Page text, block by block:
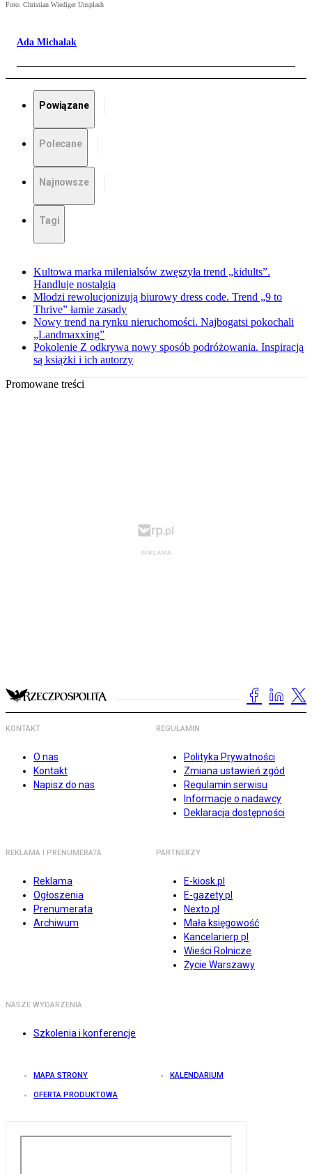
Foto: Christian Wiediger Unsplash
Ada Michalak
Powiązane
Polecane
Najnowsze
Tagi
Kultowa marka milenialsów zwęszyła trend „kidults”.
Handluje nostalgią
Młodzi rewolucjonizują biurowy dress code. Trend „9 to
Thrive” łamie zasady
Nowy trend na rynku nieruchomości. Najbogatsi pokochali
„Landmaxxing”
Pokolenie Z odkrywa nowy sposób podróżowania. Inspiracją
są książki i ich autorzy
Promowane treści
KONTAKT
O nas
Kontakt
Napisz do nas
REGULAMIN
Polityka Prywatności
Zmiana ustawień zgód
Regulamin serwisu
Informacje o nadawcy
Deklaracja dostępności
REKLAMA I PRENUMERATA
Reklama
Ogłoszenia
Prenumerata
Archiwum
PARTNERZY
E-kiosk.pl
E-gazety.pl
Nexto.pl
Mała księgowość
Kancelarierp.pl
Wieści Rolnicze
Życie Warszawy
NASZE WYDARZENIA
Szkolenia i konferencje
MAPA STRONY KALENDARIUM
OFERTA PRODUKTOWA